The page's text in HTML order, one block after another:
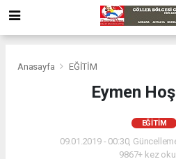
Anasayfa EĞİTİM
Eymen
EĞİTİM
09.01.2019 - 00:30,
9867+ kez